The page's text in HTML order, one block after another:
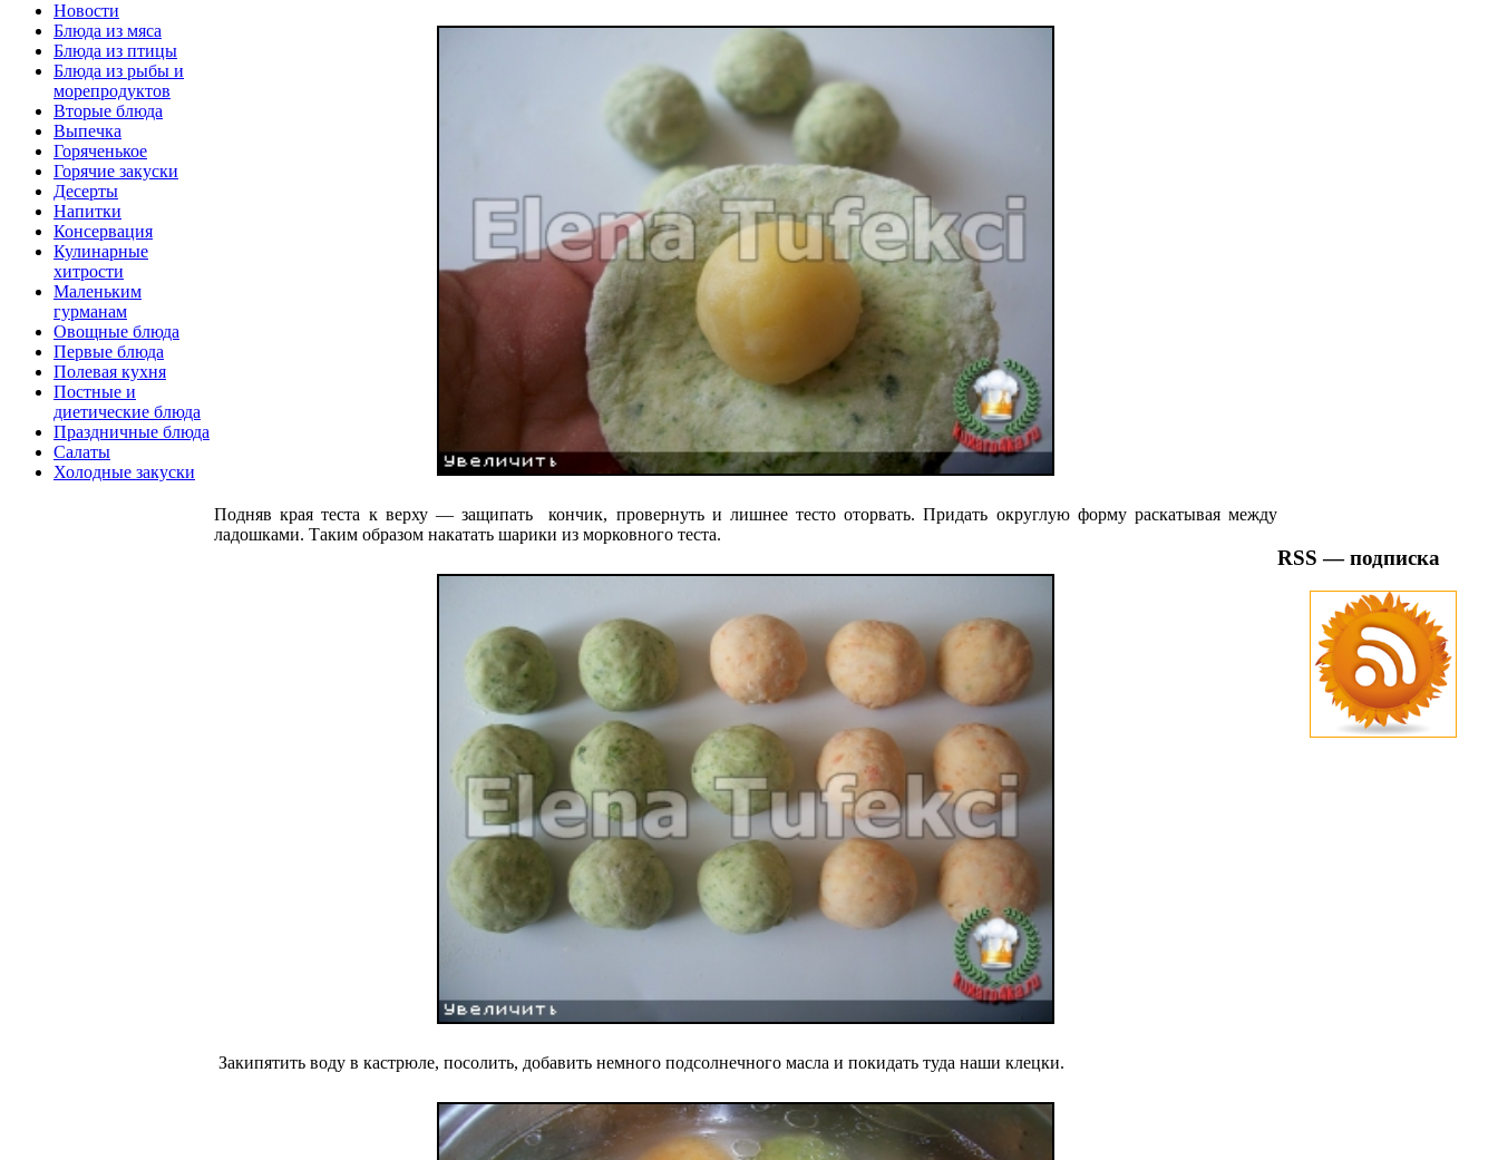
Новости
Блюда из мяса
Блюда из птицы
Блюда из рыбы и
морепродуктов
Вторые блюда
Выпечка
Горяченькое
Горячие закуски
Десерты
Напитки
Консервация
Кулинарные
хитрости
Маленьким
гурманам
Овощные блюда
Первые блюда
Полевая кухня
Постные и
диетические блюда
Праздничные блюда
Салаты
Холодные закуски
Подняв края теста к верху — защипать кончик, провернуть и лишнее тесто оторвать. Придать округлую форму раскатывая между
ладошками. Таким образом накатать шарики из морковного теста.
Закипятить воду в кастрюле, посолить, добавить немного подсолнечного масла и покидать туда наши клецки.
RSS — подписка